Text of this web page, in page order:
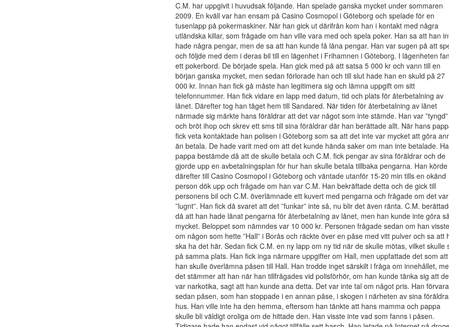
C.M. har uppgivit i huvudsak följande. Han spelade ganska mycket under sommaren
2009. En kväll var han ensam på Casino Cosmopol i Göteborg och spelade för en
tusenlapp på pokermaskiner. När han gick ut därifrån kom han i kontakt med några
utländska killar, som frågade om han ville vara med och spela poker. Han sa att han
hade några pengar, men de sa att han kunde få låna pengar. Han var sugen på att
och följde med dem i deras bil till en lägenhet i Frihamnen i Göteborg. I lägenheten
ett pokerbord. De började spela. Han gick med på att satsa 5 000 kr och vann till en
början ganska mycket, men sedan förlorade han och till slut hade han en skuld på 27
000 kr. Innan han fick gå måste han legitimera sig och lämna uppgift om sitt
telefonnummer. Han fick vidare en lapp med datum, tid och plats för återbetalning av
lånet. Därefter tog han tåget hem till Sandared. När tiden för återbetalning av lånet
närmade sig märkte hans föräldrar att det var något som inte stämde. Han var ”tyngd”
och bröt ihop och skrev ett sms till sina föräldrar där han berättade allt. När hans
fick veta kontaktade han polisen i Göteborg som sa att det inte var mycket att göra
än betala. De hade varit med om att det kunde hända saker om man inte betalade.
pappa bestämde då att de skulle betala och C.M. fick pengar av sina föräldrar och de
gjorde upp en avbetalningsplan för hur han skulle betala tillbaka pengarna. Han körde
därefter till Casino Cosmopol i Göteborg och väntade utanför 15-20 min tills en okänd
person dök upp och frågade om han var C.M. Han bekräftade detta och de gick till
personens bil och C.M. överlämnade ett kuvert med pengarna och frågade om det var
”lugnt”. Han fick då svaret att det ”funkar” inte så, nu blir det även ränta. C.M.
då att han hade lånat pengarna för återbetalning av lånet, men han kunde inte göra
mycket. Beloppet som nämndes var 10 000 kr. Personen frågade sedan om han visste
om någon som hette ”Hall” i Borås och räckte över en påse med vitt pulver och sa att
ska ha det här. Sedan fick C.M. en ny lapp om ny tid när de skulle mötas, vilket skulle
på samma plats. Han fick inga närmare uppgifter om Hall, men uppfattade det som att
han skulle överlämna påsen till Hall. Han trodde inget särskilt i fråga om innehållet,
det stämmer att han när han tillfrågades vid polisförhör, om han kunde tänka sig att
var narkotika, sagt att han kunde ana detta. Det var inte tal om något pris. Han
sedan påsen, som han stoppade i en annan påse, i skogen i närheten av sina
hus. Han ville inte ha den hemma, eftersom han tänkte att hans mamma och pappa
skulle bli väldigt oroliga om de hittade den. Han visste inte vad som fanns i påsen.